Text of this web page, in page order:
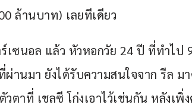
ล้านบาท) เลยทีเดียว
เซนอล แล้ว หัวหอกวัย 24 ปี ที่ทำไป
านมา ยังได้รับความสนใจจาก รีล ม
ตาที่ เชลซี โก่งเอาไว้เช่นกัน หลังเพิ่